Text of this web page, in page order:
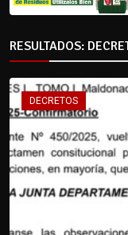
RESULTADOS:
DECRETOS